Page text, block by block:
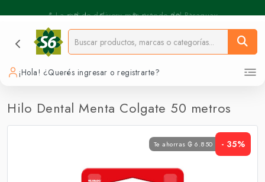
⚡️ Pickup Express - Retirás en 30 min.
¡Hola! ¿Querés ingresar o registrarte?
Hilo Dental Menta Colgate 50 metros
Te ahorras ₲ 6.850 - 35%